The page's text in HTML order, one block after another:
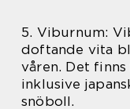
5. Viburnum:
doftande vita
våren. Det
inklusive
snöboll.